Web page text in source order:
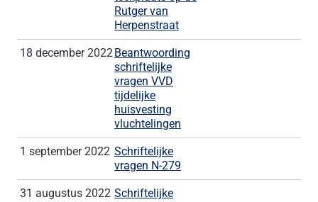
Rutger van
Herpenstraat
18 december 2022 Beantwoording
schriftelijke
vragen VVD
tijdelijke
huisvesting
vluchtelingen
1 september 2022 Schriftelijke
vragen N-279
31 augustus 2022 Schriftelijke